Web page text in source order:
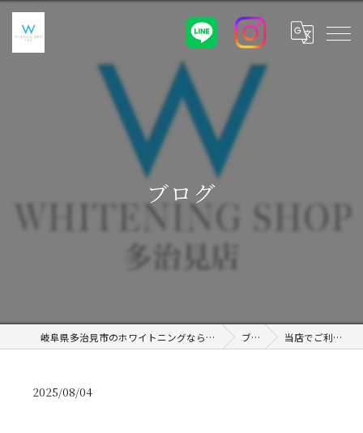
ブログ
岐阜県多治見市のホワイトニングならWHITENING SHOP 土岐店 ブログ 当店でご利用いただ…
2025/08/04